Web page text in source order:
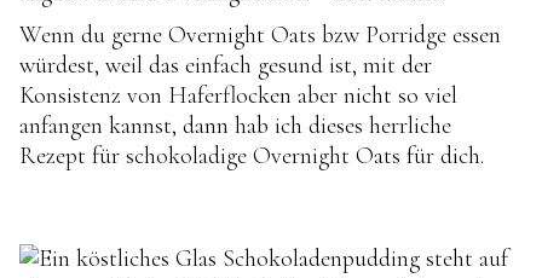
Wenn du gerne Overnight Oats bzw Porridge essen
würdest, weil das einfach gesund ist, mit der
Konsistenz von Haferflocken aber nicht so viel
anfangen kannst, dann hab ich dieses herrliche
Rezept für schokoladige Overnight Oats für dich.